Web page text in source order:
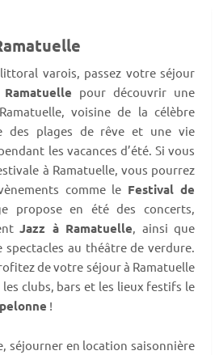
varois, passez votre séjour
pour découvrir une
voisine de la célèbre
des plages de rêve et une vie
les vacances d’été. Si vous
à Ramatuelle, vous pourrez
comme le Festival de
propose en été des concerts,
Jazz à Ramatuelle, ainsi que
au théâtre de verdure.
de votre séjour à Ramatuelle
clubs, bars et les lieux festifs le
!
séjourner en location saisonnière